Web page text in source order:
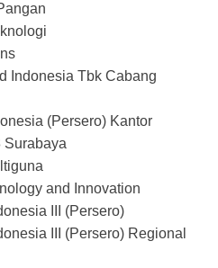
Indonesia Tbk Cabang
(Persero) Kantor
Surabaya
and Innovation
III (Persero)
III (Persero) Regional